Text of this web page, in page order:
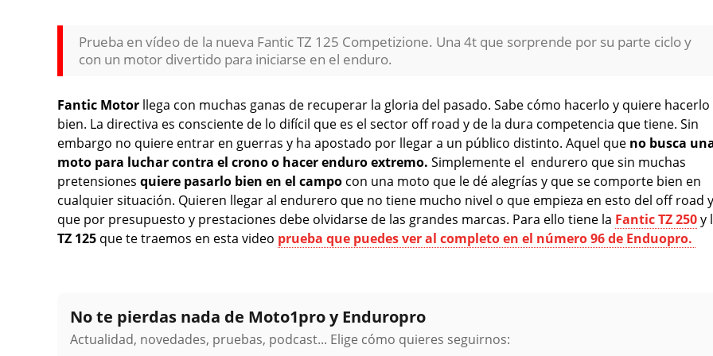
Prueba en vídeo de la nueva Fantic TZ 125 Competizione. Una 4t que sorprende por su parte ciclo y
con un motor divertido para iniciarse en el enduro.
Fantic Motor llega con muchas ganas de recuperar la gloria del pasado. Sabe cómo hacerlo y quiere hacerlo
bien. La directiva es consciente de lo difícil que es el sector off road y de la dura competencia que tiene. Sin
embargo no quiere entrar en guerras y ha apostado por llegar a un público distinto. Aquel que no busca
moto para luchar contra el crono o hacer enduro extremo. Simplemente el endurero que sin muchas
pretensiones quiere pasarlo bien en el campo con una moto que le dé alegrías y que se comporte bien en
cualquier situación. Quieren llegar al endurero que no tiene mucho nivel o que empieza en esto del off road y
que por presupuesto y prestaciones debe olvidarse de las grandes marcas. Para ello tiene la Fantic TZ 250y
TZ 125 que te traemos en esta video prueba que puedes ver al completo en el número 96 de Enduopro.
No te pierdas nada de Moto1pro y Enduropro
Actualidad, novedades, pruebas, podcast... Elige cómo quieres seguirnos: